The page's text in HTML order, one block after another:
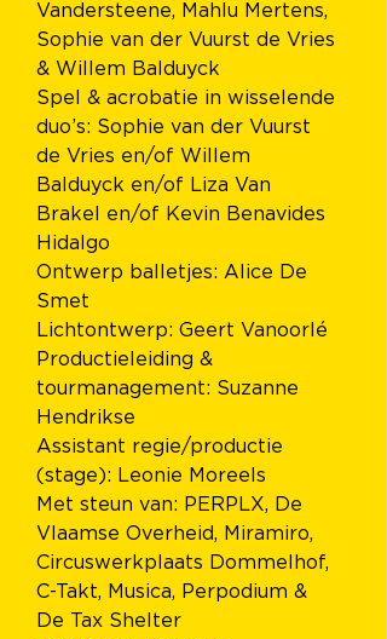
Vandersteene, Mahlu Mertens,
Sophie van der Vuurst de Vries
& Willem Balduyck
Spel & acrobatie in wisselende
duo’s: Sophie van der Vuurst
de Vries en/of Willem
Balduyck en/of Liza Van
Brakel en/of Kevin Benavides
Hidalgo
Ontwerp balletjes: Alice De
Smet
Lichtontwerp: Geert Vanoorlé
Productieleiding &
tourmanagement: Suzanne
Hendrikse
Assistant regie/productie
(stage): Leonie Moreels
Met steun van: PERPLX, De
Vlaamse Overheid, Miramiro,
Circuswerkplaats Dommelhof,
C-Takt, Musica, Perpodium &
De Tax Shelter